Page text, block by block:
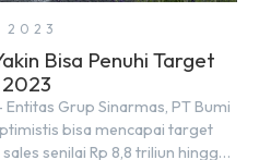
2023
Bisa Penuhi Target
2023
Grup Sinarmas, PT Bumi
bisa mencapai target
senilai Rp 8,8 triliun hingga